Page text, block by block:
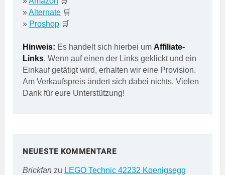
»Alternate 🛒
» Proshop 🛒
Hinweis: Es handelt sich hierbei um Affiliate-
Links. Wenn auf einen der Links geklickt und ein
Einkauf getätigt wird, erhalten wir eine Provision.
Am Verkaufspreis ändert sich dabei nichts. Vielen
Dank für eure Unterstützung!
NEUESTE KOMMENTARE
Brickfan zu LEGO Technic 42232 Koenigsegg